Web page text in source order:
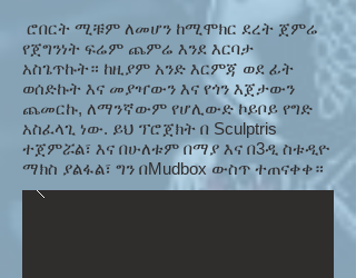
ሮበርት ሚቹም ለመሆን ከሚሞክር ደረት ጀምሬ
የጀግንነት ፍሬም ጨምሬ እንደ እርባታ
አስጌጥኩት። ከዚያም አንድ እርምጃ ወደ ፊት
ወሰድኩት እና መያዣውን እና የጎን እጀታውን
ጨመርኩ, ለማንኛውም የሆሊውድ ኮይቦይ የግድ
አስፈላጊ ነው. ይህ ፕሮጀክት በ Sculptris
ተጀምሯል፣ እና በሁለቱም በማያ እና በ3ዲ ስቱዲዮ
ማክስ ያልፋል፣ ግን በMudbox ውስጥ ተጠናቀቀ።